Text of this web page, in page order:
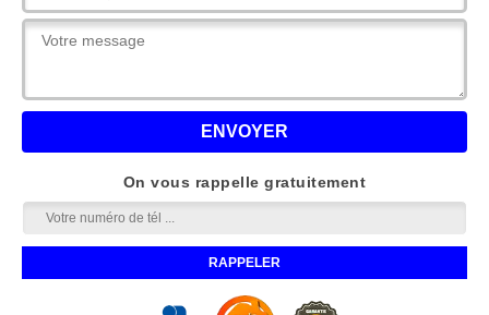
On vous rappelle gratuitement